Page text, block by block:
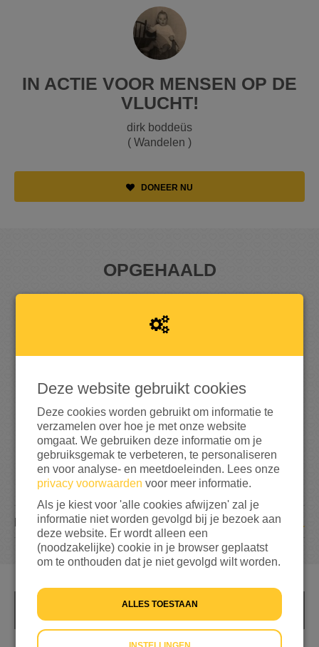
IN ACTIE VOOR MENSEN OP DE
VLUCHT!
dirk boddeüs
( Wandelen )
DONEER NU
OPGEHAALD
10% bereikt van mijn streefbedrag € 250
1
DONATIE
Deze website gebruikt cookies
Deze cookies worden gebruikt om informatie te
verzamelen over hoe je met onze website
omgaat. We gebruiken deze informatie om je
gebruiksgemak te verbeteren, te personaliseren
en voor analyse- en meetdoeleinden. Lees onze
privacy voorwaarden voor meer informatie.
Als je kiest voor 'alle cookies afwijzen' zal je
informatie niet worden gevolgd bij je bezoek aan
deze website. Er wordt alleen een
(noodzakelijke) cookie in je browser geplaatst
om te onthouden dat je niet gevolgd wilt worden.
ALLES TOESTAAN